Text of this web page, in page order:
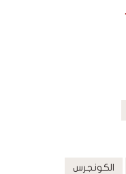
الكونجرس